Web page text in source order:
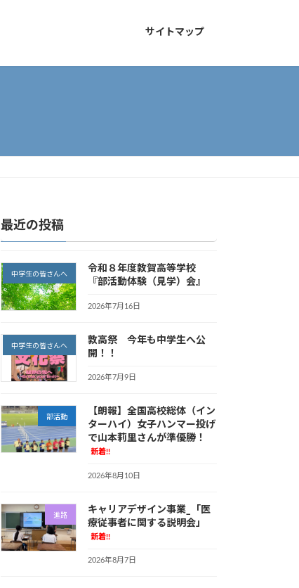
サイトマップ
最近の投稿
中学生の皆さんへ
令和８年度敦賀高等学校
『部活動体験（見学）会』
2026年7月16日
中学生の皆さんへ
敦高祭 今年も中学生へ公
開！！
2026年7月9日
部活動
【朗報】全国高校総体（イン
ターハイ）女子ハンマー投げ
で山本莉里さんが準優勝！
新着!!
2026年8月10日
進路
キャリアデザイン事業_「医
療従事者に関する説明会」
新着!!
2026年8月7日